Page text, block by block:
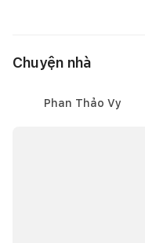
Chuyện nhà
Phan Thảo Vy